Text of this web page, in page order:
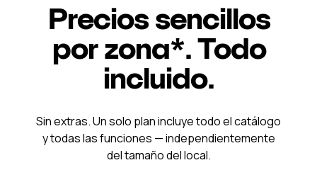
Precios sencillos
por zona*. Todo
incluido.
Sin extras. Un solo plan incluye todo el catálogo
y todas las funciones — independientemente
del tamaño del local.